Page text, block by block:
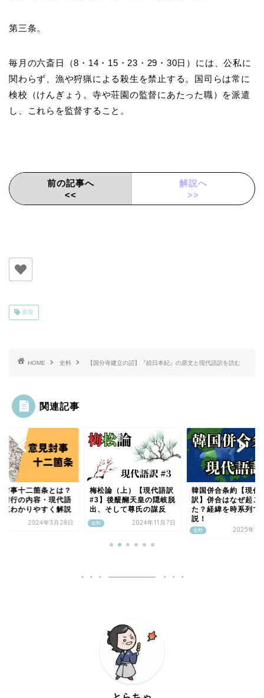
第三条。
毎月の六斎日（8・14・15・23・29・30日）には、公私に
関わらず、漁や狩猟による殺生を禁止する。国司らは常に
検校（けんぎょう。寺や荘園の監督にあたった職）を派遣
し、これらを監督すること。
前の記事へ
<<
解説へ
>>
奈良
HOME 史料 【国分寺建立の詔】『続日本紀』の原文と現代語訳を読む
関連記事
封事十二箇条とは？
清行の内容・現代語
覧わかりやすく解説
2024年3月28日 史料
梅松論（上）【現代語訳
#3】後醍醐天皇の隠岐脱
出、そして尊氏の謀反
2024年11月7日
史料
韓国併合条約【現代
訳】併合はなぜ起こ
た？経緯を時系列で
説！
2025年1